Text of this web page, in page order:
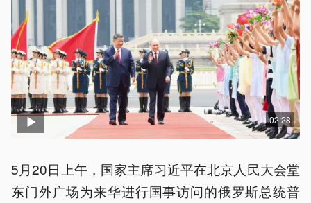
02:28
5月20日上午，国家主席习近平在北京人民大会堂
东门外广场为来华进行国事访问的俄罗斯总统普